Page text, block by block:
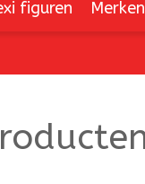
figuren Merken